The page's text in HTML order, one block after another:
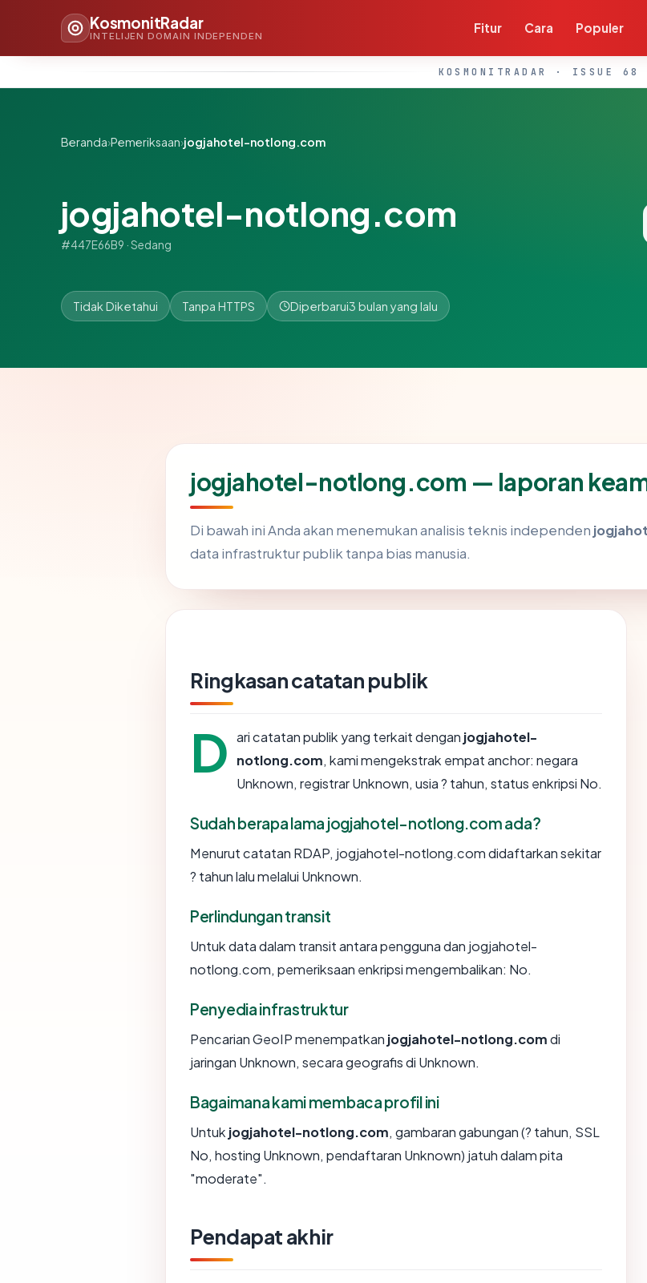
KosmonitRadar
INTELIJEN DOMAIN INDEPENDEN
Fitur Cara Populer
KOSMONITRADAR · ISSUE 68
Beranda›Pemeriksaan›jogjahotel-notlong.com
jogjahotel-notlong.com
#447E66B9 · Sedang
Tidak Diketahui Tanpa HTTPS Diperbarui3 bulan yang lalu
jogjahotel-notlong.com — laporan
Di bawah ini Anda akan menemukan analisis teknis independen
data infrastruktur publik tanpa bias manusia.
Ringkasan catatan publik
D ari catatan publik yang terkait dengan jogjahotel-
notlong.com, kami mengekstrak empat anchor: negara
Unknown, registrar Unknown, usia ? tahun, status enkripsi No.
Sudah berapa lama jogjahotel-notlong.com ada?
Menurut catatan RDAP, jogjahotel-notlong.com didaftarkan sekitar
? tahun lalu melalui Unknown.
Perlindungan transit
Untuk data dalam transit antara pengguna dan jogjahotel-
notlong.com, pemeriksaan enkripsi mengembalikan: No.
Penyedia infrastruktur
Pencarian GeoIP menempatkan jogjahotel-notlong.comdi
jaringan Unknown, secara geografis di Unknown.
Bagaimana kami membaca profil ini
Untuk jogjahotel-notlong.com, gambaran gabungan (? tahun, SSL
No, hosting Unknown, pendaftaran Unknown) jatuh dalam pita
"moderate".
Pendapat akhir